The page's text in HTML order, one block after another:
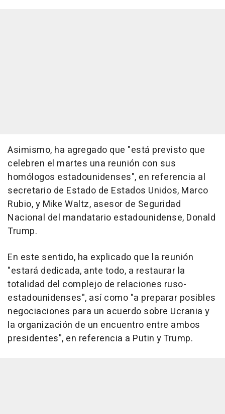
Asimismo, ha agregado que "está previsto que
celebren el martes una reunión con sus
homólogos estadounidenses", en referencia al
secretario de Estado de Estados Unidos, Marco
Rubio, y Mike Waltz, asesor de Seguridad
Nacional del mandatario estadounidense, Donald
Trump.
En este sentido, ha explicado que la reunión
"estará dedicada, ante todo, a restaurar la
totalidad del complejo de relaciones ruso-
estadounidenses", así como "a preparar posibles
negociaciones para un acuerdo sobre Ucrania y
la organización de un encuentro entre ambos
presidentes", en referencia a Putin y Trump.